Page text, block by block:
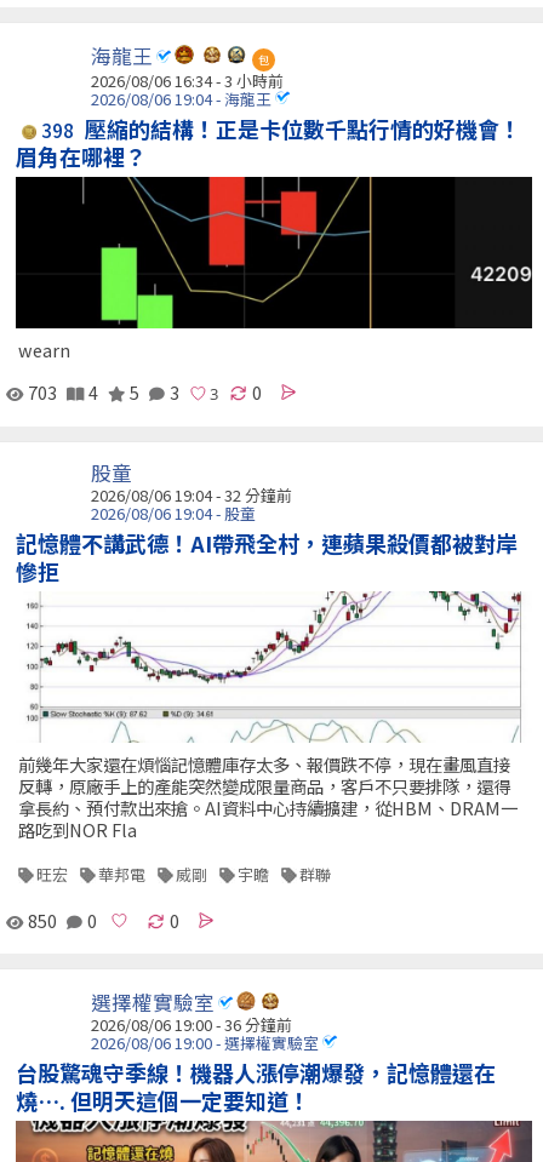
海龍王 包
2026/08/06 16:34 -3 小時前
2026/08/06 19:04 - 海龍王
398 壓縮的結構！正是卡位數千點行情的好機會！
眉角在哪裡？
wearn
703
4 5 3 0
股童
2026/08/06 19:04 -32 分鐘前
2026/08/06 19:04 - 股童
記憶體不講武德！AI帶飛全村，連蘋果殺價都被對岸
慘拒
前幾年大家還在煩惱記憶體庫存太多、報價跌不停，現在畫風直接
反轉，原廠手上的產能突然變成限量商品，客戶不只要排隊，還得
拿長約、預付款出來搶。AI資料中心持續擴建，從HBM、DRAM一
路吃到NOR Fla
旺宏 華邦電 威剛 宇瞻 群聯
850 0 0
選擇權實驗室
2026/08/06 19:00 -36 分鐘前
2026/08/06 19:00 - 選擇權實驗室
台股驚魂守季線！機器人漲停潮爆發，記憶體還在
燒…. 但明天這個一定要知道！